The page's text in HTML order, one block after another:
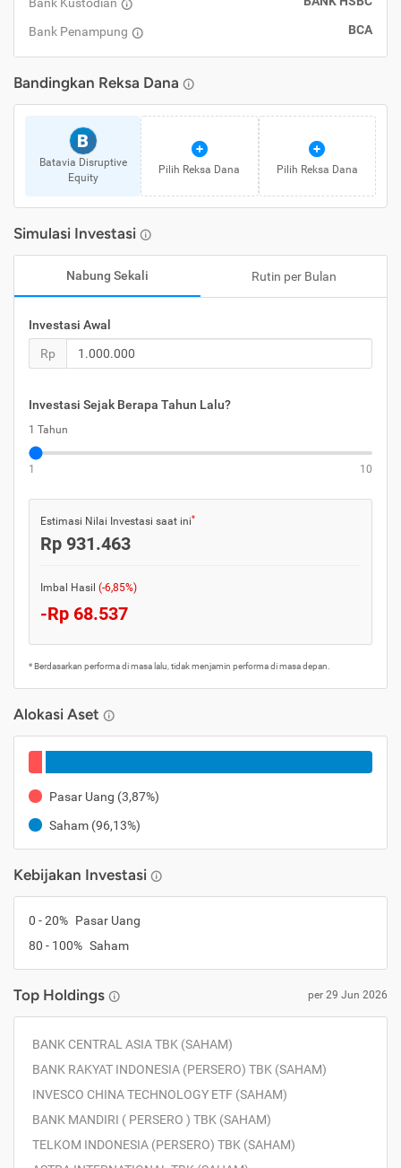
Bank Penampung BCA
Bandingkan Reksa Dana
B
Batavia Disruptive
Equity
Pilih Reksa Dana Pilih Reksa Dana
Simulasi Investasi
Nabung Sekali Rutin per Bulan
Investasi Awal
Rp
Investasi Sejak Berapa Tahun Lalu?
1 Tahun
1 10
Estimasi Nilai Investasi saat ini*
Rp 931.463
Imbal Hasil (-6,85%)
-Rp 68.537
* Berdasarkan performa di masa lalu, tidak menjamin performa di masa depan.
Alokasi Aset
Pasar Uang (3,87%)
Saham (96,13%)
Kebijakan Investasi
0 -20% Pasar Uang
80 - 100% Saham
Top Holdings per 29 Jun 2026
BANK CENTRAL ASIA TBK (SAHAM)
BANK RAKYAT INDONESIA (PERSERO) TBK (SAHAM)
INVESCO CHINA TECHNOLOGY ETF (SAHAM)
BANK MANDIRI ( PERSERO ) TBK (SAHAM)
TELKOM INDONESIA (PERSERO) TBK (SAHAM)